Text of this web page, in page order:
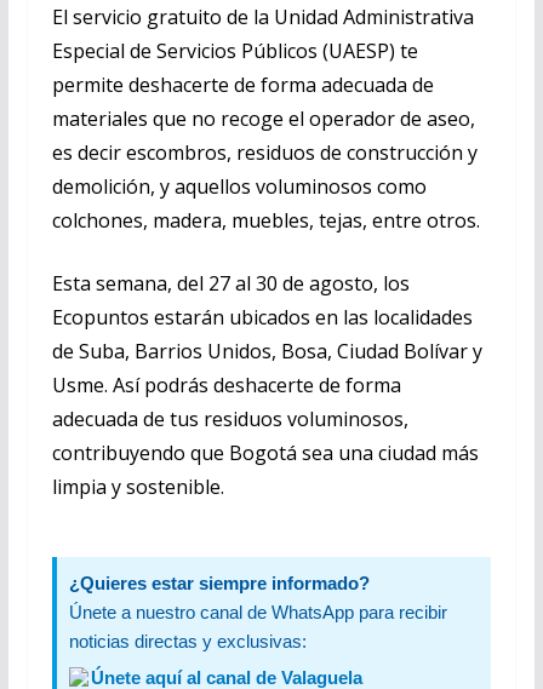
El servicio gratuito de la Unidad Administrativa
Especial de Servicios Públicos (UAESP) te
permite deshacerte de forma adecuada de
materiales que no recoge el operador de aseo,
es decir escombros, residuos de construcción y
demolición, y aquellos voluminosos como
colchones, madera, muebles, tejas, entre otros.
Esta semana, del 27 al 30 de agosto, los
Ecopuntos estarán ubicados en las localidades
de Suba, Barrios Unidos, Bosa, Ciudad Bolívar y
Usme. Así podrás deshacerte de forma
adecuada de tus residuos voluminosos,
contribuyendo que Bogotá sea una ciudad más
limpia y sostenible.
¿Quieres estar siempre informado?
Únete a nuestro canal de WhatsApp para recibir
noticias directas y exclusivas:
Únete aquí al canal de Valaguela